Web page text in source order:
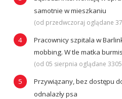
samotnie w mieszkaniu
(od przedwczoraj oglądane
Pracownicy szpitala w
mobbing. W tle matka
(od 05 sierpnia oglądane
Przywiązany, bez dostępu
odnalazły psa